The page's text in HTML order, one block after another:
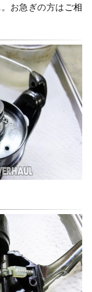
お急ぎの方はご相